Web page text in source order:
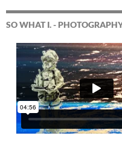
SO WHAT I. -